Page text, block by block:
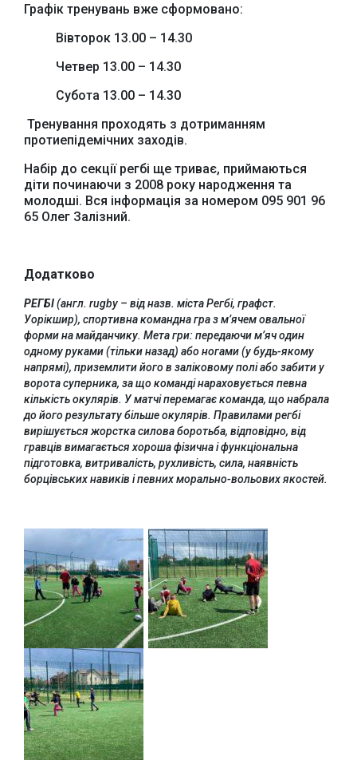
Графік тренувань вже сформовано:
Вівторок 13.00 – 14.30
Четвер 13.00 – 14.30
Субота 13.00 – 14.30
Тренування проходять з дотриманням
протиепідемічних заходів.
Набір до секції регбі ще триває, приймаються
діти починаючи з 2008 року народження та
молодші. Вся інформація за номером 095 901 96
65 Олег Залізний.
Додатково
РЕГБІ(англ. rugby – від назв. міста Регбі, графст.
Уорікшир), спортивна командна гра з м’ячем овальної
форми на майданчику. Мета гри: передаючи м’яч один
одному руками (тільки назад) або ногами (у будь-якому
напрямі), приземлити його в заліковому полі або забити у
ворота суперника, за що команді нараховується певна
кількість окулярів. У матчі перемагає команда, що набрала
до його результату більше окулярів. Правилами регбі
вирішується жорстка силова боротьба, відповідно, від
гравців вимагається хороша фізична і функціональна
підготовка, витривалість, рухливість, сила, наявність
борцівських навиків і певних морально-вольових якостей.
Офіційний веб-сайт
Верховної Ради
України
Офіційне інтернет-
представництво
Президента України
Урядовий портал
Київська обласна
державна адміністрація
Офіційний веб-сайт
Бориспільської РДА
Офіційний веб-сайт
Бориспільської
районної ради